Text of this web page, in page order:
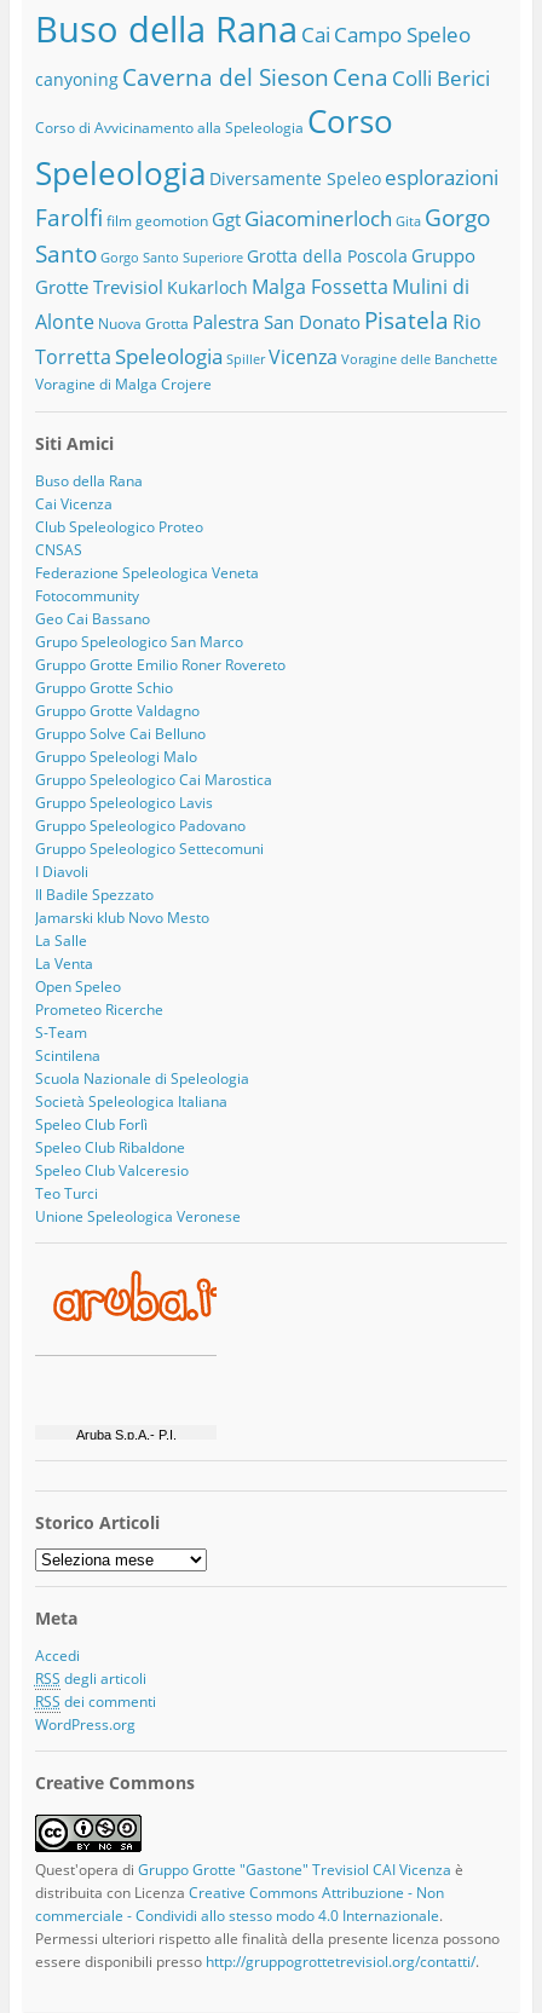
Buso della Rana Cai Campo Speleo
canyoning Caverna del Sieson Cena Colli Berici
Corso di Avvicinamento alla Speleologia Corso
Speleologia Diversamente Speleo esplorazioni
Farolfi film geomotion Ggt Giacominerloch Gita Gorgo
Santo Gorgo Santo Superiore Grotta della Poscola Gruppo
Grotte Trevisiol Kukarloch Malga Fossetta Mulini di
Alonte Nuova Grotta Palestra San Donato Pisatela Rio
TorrettaSpeleologia Spiller Vicenza Voragine delle Banchette
Voragine di Malga Crojere
Siti Amici
Buso della Rana
Cai Vicenza
Club Speleologico Proteo
CNSAS
Federazione Speleologica Veneta
Fotocommunity
Geo Cai Bassano
Grupo Speleologico San Marco
Gruppo Grotte Emilio Roner Rovereto
Gruppo Grotte Schio
Gruppo Grotte Valdagno
Gruppo Solve Cai Belluno
Gruppo Speleologi Malo
Gruppo Speleologico Cai Marostica
Gruppo Speleologico Lavis
Gruppo Speleologico Padovano
Gruppo Speleologico Settecomuni
I Diavoli
Il Badile Spezzato
Jamarski klub Novo Mesto
La Salle
La Venta
Open Speleo
Prometeo Ricerche
S-Team
Scintilena
Scuola Nazionale di Speleologia
Società Speleologica Italiana
Speleo Club Forlì
Speleo Club Ribaldone
Speleo Club Valceresio
Teo Turci
Unione Speleologica Veronese
Storico Articoli
Storico
Articoli
Meta
Accedi
RSS degli articoli
RSS dei commenti
WordPress.org
Creative Commons
Quest'opera di Gruppo Grotte "Gastone" Trevisiol CAI Vicenza è
distribuita con Licenza Creative Commons Attribuzione - Non
commerciale - Condividi allo stesso modo 4.0 Internazionale.
Permessi ulteriori rispetto alle finalità della presente licenza possono
essere disponibili presso http://gruppogrottetrevisiol.org/contatti/.